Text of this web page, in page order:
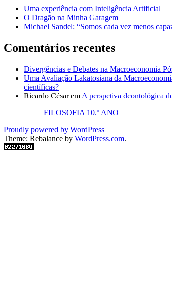
Uma experiência com Inteligência Artificial
O Dragão na Minha Garagem
Michael Sandel: “Somos cada vez menos
Comentários recentes
Divergências e Debates na Macroeconomia
Uma Avaliação Lakatosiana da
científicas?
Ricardo Césarem A perspetiva deontológica
FILOSOFIA 10.º ANO
Proudly powered by WordPress
Theme: Rebalance by WordPress.com.